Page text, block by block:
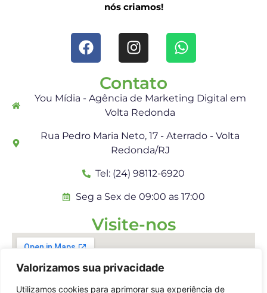
Valorizamos sua privacidade
Utilizamos cookies para aprimorar sua experiência de
nós criamos!
Contato
You Mídia - Agência de Marketing Digital em
Volta Redonda
Rua Pedro Maria Neto, 17 - Aterrado - Volta
Redonda/RJ
Tel: (24) 98112-6920
Seg a Sex de 09:00 as 17:00
Visite-nos